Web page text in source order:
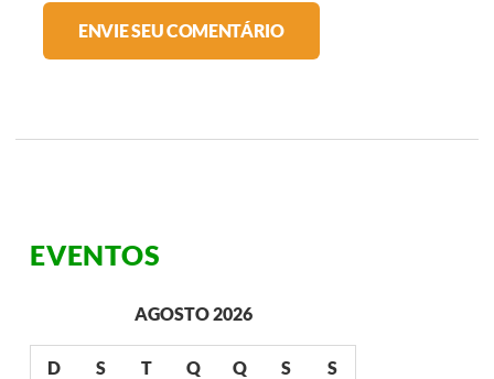
EVENTOS
AGOSTO 2026
D S T Q Q S S